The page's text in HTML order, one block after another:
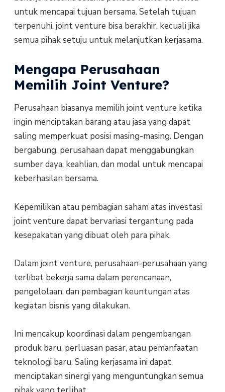
untuk mencapai tujuan bersama. Setelah tujuan
terpenuhi, joint venture bisa berakhir, kecuali jika
semua pihak setuju untuk melanjutkan kerjasama.
Mengapa Perusahaan
Memilih Joint Venture?
Perusahaan biasanya memilih joint venture ketika
ingin menciptakan barang atau jasa yang dapat
saling memperkuat posisi masing-masing. Dengan
bergabung, perusahaan dapat menggabungkan
sumber daya, keahlian, dan modal untuk mencapai
keberhasilan bersama.
Kepemilikan atau pembagian saham atas investasi
joint venture dapat bervariasi tergantung pada
kesepakatan yang dibuat oleh para pihak.
Dalam joint venture, perusahaan-perusahaan yang
terlibat bekerja sama dalam perencanaan,
pengelolaan, dan pembagian keuntungan atas
kegiatan bisnis yang dilakukan.
Ini mencakup koordinasi dalam pengembangan
produk baru, perluasan pasar, atau pemanfaatan
teknologi baru. Saling kerjasama ini dapat
menciptakan sinergi yang menguntungkan semua